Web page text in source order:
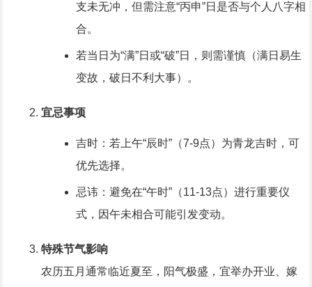
支未无冲，但需注意“丙申”日是否与个人八字相
合。
若当日为“满”日或“破”日，则需谨慎（满日易生
变故，破日不利大事）。
宜忌事项
吉时：若上午“辰时”（7-9点）为青龙吉时，可
优先选择。
忌讳：避免在“午时”（11-13点）进行重要仪
式，因午未相合可能引发变动。
特殊节气影响
农历五月通常临近夏至，阳气极盛，宜举办开业、嫁